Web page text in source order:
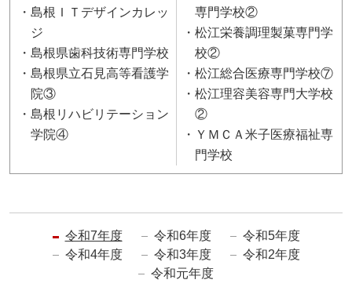
島根ＩＴデザインカレッ
ジ
島根県歯科技術専門学校
島根県立石見高等看護学
院③
島根リハビリテーション
学院④
専門学校②
松江栄養調理製菓専門学
校②
松江総合医療専門学校⑦
松江理容美容専門大学校
②
ＹＭＣＡ米子医療福祉専
門学校
令和7年度 令和6年度
令和5年度
令和4年度
令和3年度
令和2年度
令和元年度